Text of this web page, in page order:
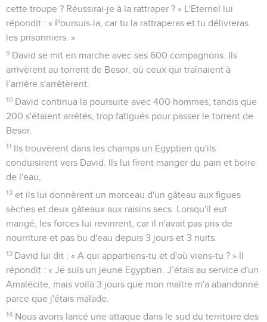
cette troupe ? Réussirai-je à la rattraper ? » L'Eternel lui
répondit : « Poursuis-la, car tu la rattraperas et tu délivreras
les prisonniers. »
9 David se mit en marche avec ses 600 compagnons. Ils
arrivèrent au torrent de Besor, où ceux qui traînaient à
l’arrière s'arrêtèrent.
10 David continua la poursuite avec 400 hommes, tandis que
200 s'étaient arrêtés, trop fatigués pour passer le torrent de
Besor.
11 Ils trouvèrent dans les champs un Egyptien qu'ils
conduisirent vers David. Ils lui firent manger du pain et boire
de l'eau,
12 et ils lui donnèrent un morceau d'un gâteau aux figues
sèches et deux gâteaux aux raisins secs. Lorsqu'il eut
mangé, les forces lui revinrent, car il n'avait pas pris de
nourriture et pas bu d'eau depuis 3 jours et 3 nuits.
13 David lui dit : « A qui appartiens-tu et d'où viens-tu ? » Il
répondit : « Je suis un jeune Egyptien. J’étais au service d'un
Amalécite, mais voilà 3 jours que mon maître m'a abandonné
parce que j'étais malade.
14 Nous avons lancé une attaque dans le sud du territoire des